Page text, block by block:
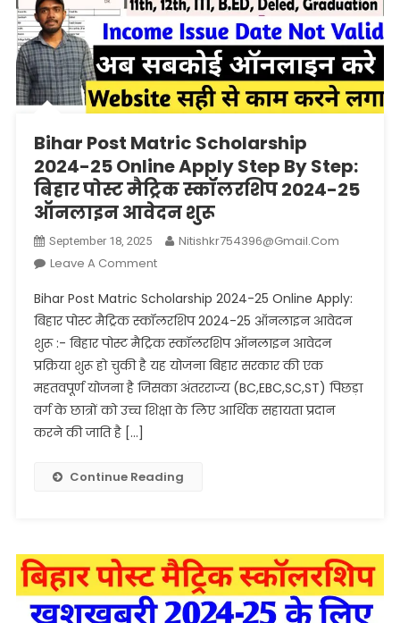
Bihar Post Matric Scholarship
2024-25 Online Apply Step By Step:
बिहार पोस्ट मैट्रिक स्कॉलरशिप 2024-25
ऑनलाइन आवेदन शुरू
September 18, 2025
Nitishkr754396@gmail.com
Leave A CommentOn
Post
Matric
Scholarship
2024-
25
Online
By
Step:
मैट्रिक
स्कॉलरशिप
2024-
25
Bihar Post Matric Scholarship 2024-25 Online Apply:
बिहार पोस्ट मैट्रिक स्कॉलरशिप 2024-25 ऑनलाइन आवेदन
शुरू :- बिहार पोस्ट मैट्रिक स्कॉलरशिप ऑनलाइन आवेदन
प्रक्रिया शुरू हो चुकी है यह योजना बिहार सरकार की एक
महतवपूर्ण योजना है जिसका अंतरराज्य (BC,EBC,SC,ST) पिछड़ा
वर्ग के छात्रों को उच्च शिक्षा के लिए आर्थिक सहायता प्रदान
करने की जाति है […]
Continue Reading